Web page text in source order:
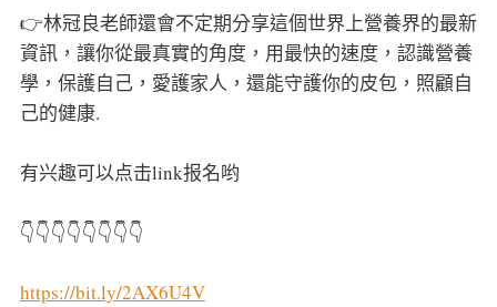
👉林冠良老師還會不定期分享這個世界上營養界的最新
資訊，讓你從最真實的角度，用最快的速度，認識營養
學，保護自己，愛護家人，還能守護你的皮包，照顧自
己的健康.
有兴趣可以点击link报名哟
👇👇👇👇👇👇👇👇
https://bit.ly/2AX6U4V